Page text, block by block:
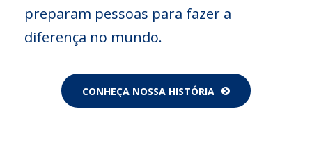
preparam pessoas para fazer a
diferença no mundo.
CONHEÇA NOSSA HISTÓRIA